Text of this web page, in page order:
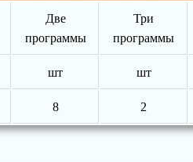
Две
программы
Три
программы
шт шт
8 2